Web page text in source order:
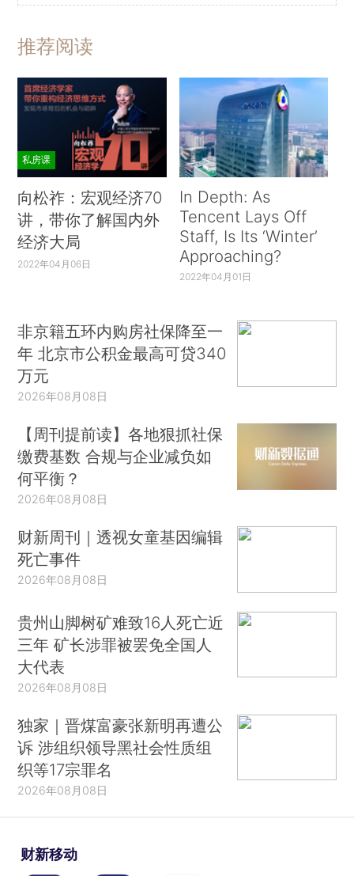
推荐阅读
私房课
向松祚：宏观经济70
讲，带你了解国内外
经济大局
2022年04月06日
In Depth: As
Tencent Lays Off
Staff, Is Its ‘Winter’
Approaching?
2022年04月01日
非京籍五环内购房社保降至一
年 北京市公积金最高可贷340
万元
2026年08月08日
【周刊提前读】各地狠抓社保
缴费基数 合规与企业减负如
何平衡？
2026年08月08日
财新周刊｜透视女童基因编辑
死亡事件
2026年08月08日
贵州山脚树矿难致16人死亡近
三年 矿长涉罪被罢免全国人
大代表
2026年08月08日
独家｜晋煤富豪张新明再遭公
诉 涉组织领导黑社会性质组
织等17宗罪名
2026年08月08日
财新移动